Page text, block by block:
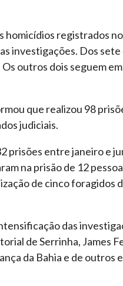
homicídios registrados
investigações. Dos
outros dois seguem
que realizou 98
judiciais.
prisões entre janeiro e
na prisão de 12
de cinco foragidos
das
de Serrinha, James
da Bahia e de outros